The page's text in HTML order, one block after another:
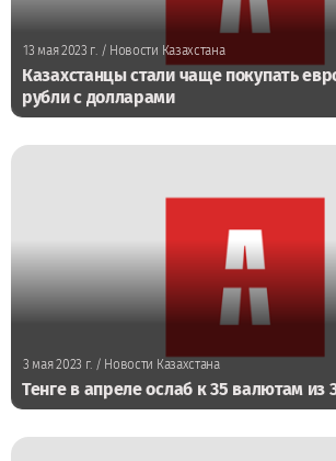
13 мая 2023 г./ Новости Казахстана
Казахстанцы стали чаще покупать
рубли с долларами
3 мая 2023 г. / Новости Казахстана
Тенге в апреле ослаб к 35 валютам из